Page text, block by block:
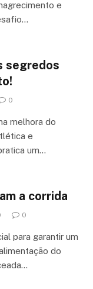
e
segredos
0
melhora do
e
um…
a corrida
0
para garantir um
do